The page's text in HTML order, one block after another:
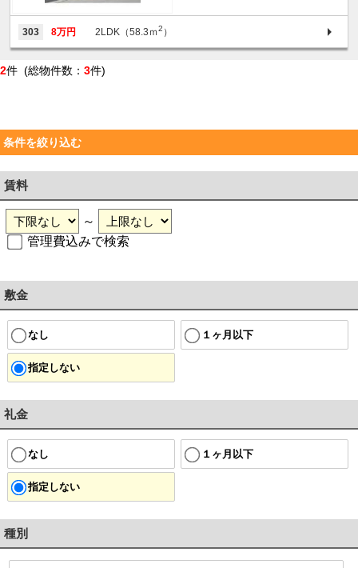
303 8万円 2LDK（58.3ｍ2 ）
2件 (総物件数： 3件)
条件を絞り込む
賃料
～
管理費込みで検索
敷金
なし １ヶ月以下
指定しない
礼金
なし １ヶ月以下
指定しない
種別